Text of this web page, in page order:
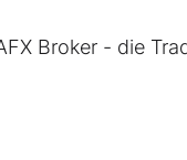
Broker - die